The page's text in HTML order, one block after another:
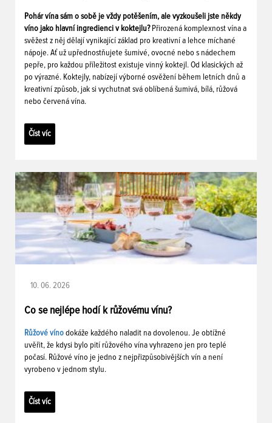
Pohár vína sám o sobě je vždy potěšením, ale vyzkoušeli jste někdy
víno jako hlavní ingredienci v koktejlu? Přirozená komplexnost vína a
svěžest z něj dělají vynikající základ pro kreativní a lehce míchané
nápoje. Ať už upřednostňujete šumivé, ovocné nebo s nádechem
pepře, pro každou příležitost existuje vinný koktejl. Od klasických až
po výrazné. Koktejly, nabízejí výborné osvěžení během letních dnů a
kreativní způsob, jak si vychutnat svá oblíbená šumivá, bílá, růžová
nebo červená vína.
Číst víc
10. 06. 2026
Co se nejlépe hodí k růžovému vínu?
Růžové víno dokáže každého naladit na dovolenou. Je obtížné
uvěřit, že kdysi bylo pití růžového vína vyhrazeno jen pro teplé
počasí. Růžové víno je jedno z nejpřizpůsobivějších vín a není
vyrobeno v jednom stylu.
Číst víc